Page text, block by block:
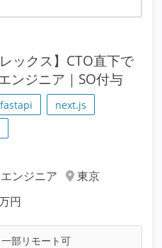
ックス】CTO直下で
ンジニア｜SO付与
fastapi
next.js
ンジニア
東京
円
一部リモート可